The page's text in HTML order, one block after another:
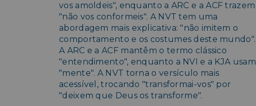
vos amoldeis", enquanto a ARC e a ACF trazem
"não vos conformeis". A NVT tem uma
abordagem mais explicativa: "não imitem o
comportamento e os costumes deste mundo".
A ARC e a ACF mantêm o termo clássico
"entendimento", enquanto a NVI e a KJA usam
"mente". A NVT torna o versículo mais
acessível, trocando "transformai-vos" por
"deixem que Deus os transforme".